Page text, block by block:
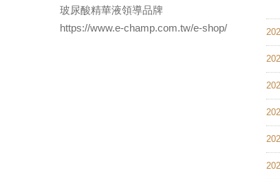
玻尿酸精華液領導品牌
https://www.e-champ.com.tw/e-shop/